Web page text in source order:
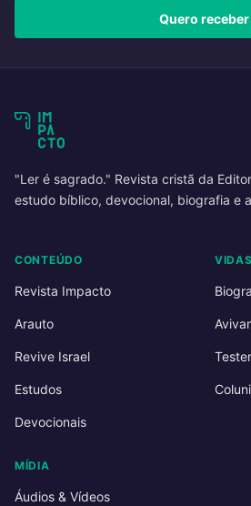
Quero receber
"Ler é sagrado." Revista cristã da
estudo bíblico, devocional, biografia e
CONTEÚDO
Revista Impacto
Arauto
Revive Israel
Estudos
Devocionais
MÍDIA
Áudios & Vídeos